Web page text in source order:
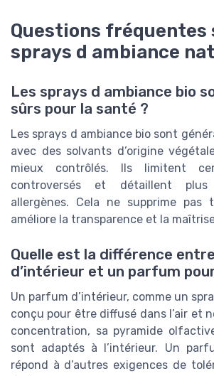
Questions fréquentes
sprays d ambiance
Les sprays d ambiance bio
sûrs pour la santé ?
Les sprays d ambiance bio sont
avec des solvants d’origine
mieux contrôlés. Ils limitent
controversés et détaillent
allergènes. Cela ne supprime pas
améliore la transparence et la
Quelle est la différence
d’intérieur et un parfum
Un parfum d’intérieur, comme un
conçu pour être diffusé dans l’air et
concentration, sa pyramide
sont adaptés à l’intérieur. Un
répond à d’autres exigences de